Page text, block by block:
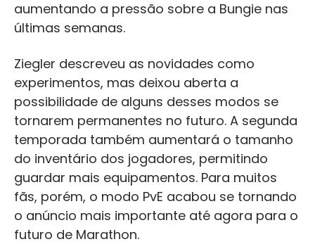
aumentando a pressão sobre a Bungie nas
últimas semanas.
Ziegler descreveu as novidades como
experimentos, mas deixou aberta a
possibilidade de alguns desses modos se
tornarem permanentes no futuro. A segunda
temporada também aumentará o tamanho
do inventário dos jogadores, permitindo
guardar mais equipamentos. Para muitos
fãs, porém, o modo PvE acabou se tornando
o anúncio mais importante até agora para o
futuro de Marathon.